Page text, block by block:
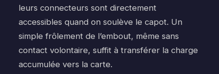
leurs connecteurs sont directement
accessibles quand on soulève le capot. Un
simple frôlement de l’embout, même sans
contact volontaire, suffit à transférer la charge
accumulée vers la carte.